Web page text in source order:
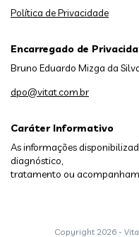
Caráter Informativo
As informações
diagnóstico,
tratamento ou
Política de Privacidade
Encarregado de
Bruno Eduardo Mizga da
dpo@vitat.com.br
Copyright 2026 -